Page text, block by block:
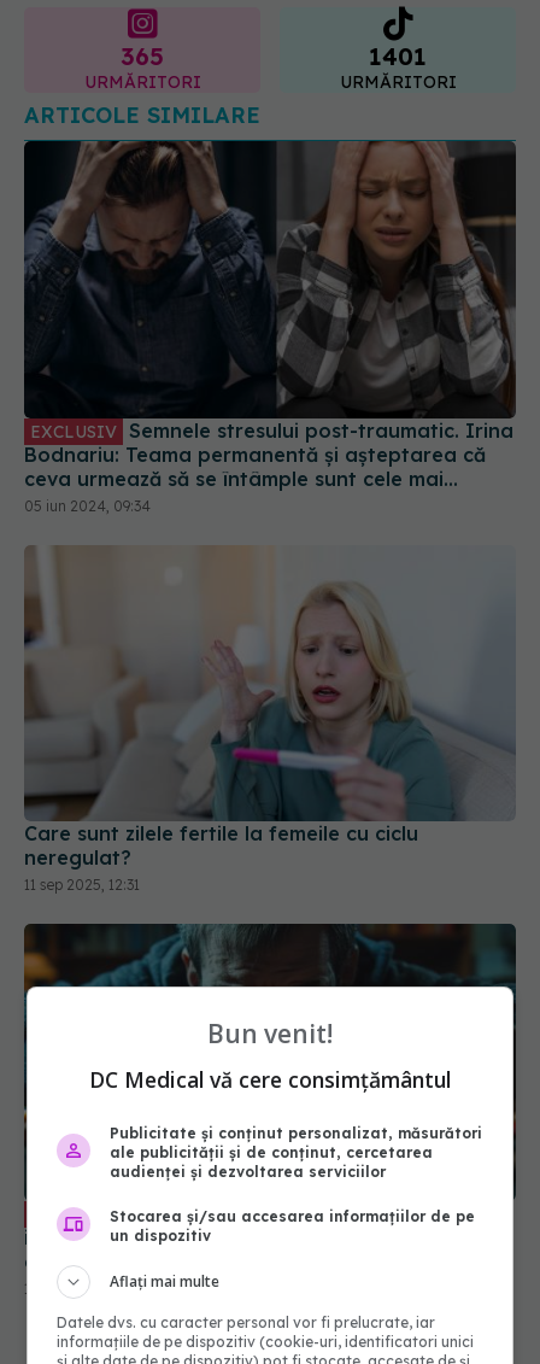
365
URMĂRITORI
1401
URMĂRITORI
ARTICOLE SIMILARE
EXCLUSIV
Bodnariu: Teama permanentă și așteptarea că
ceva urmează să se întâmple sunt cele mai
evidente semne
05 iun 2024, 09:34
Care sunt zilele fertile la femeile cu ciclu
neregulat?
11 sep 2025, 12:31
EXCLUSIV "Dependența reflectă un conflict
interior". Radu Țincu, mesaj pentru și despre
drogați: Trebuie să știe că e posibil să fie mai
proști decât cei care nu consumă
12 oct 2024, 12:48
Bun venit!
DC Medical vă cere consimțământul
Publicitate și conținut personalizat, măsurători
ale publicității și de conținut, cercetarea
audienței și dezvoltarea serviciilor
Stocarea și/sau accesarea informațiilor de pe
un dispozitiv
Aflați mai multe
Datele dvs. cu caracter personal vor fi prelucrate, iar
informațiile de pe dispozitiv (cookie-uri, identificatori unici